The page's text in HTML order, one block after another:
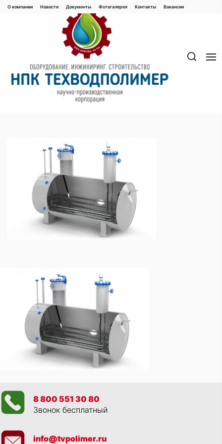
Перейти
О компании Новости Документы Фотогалерея Контaкты Вакaнсии
8 800 551 30 80
Звонок бесплатный
info@tvpolimer.ru